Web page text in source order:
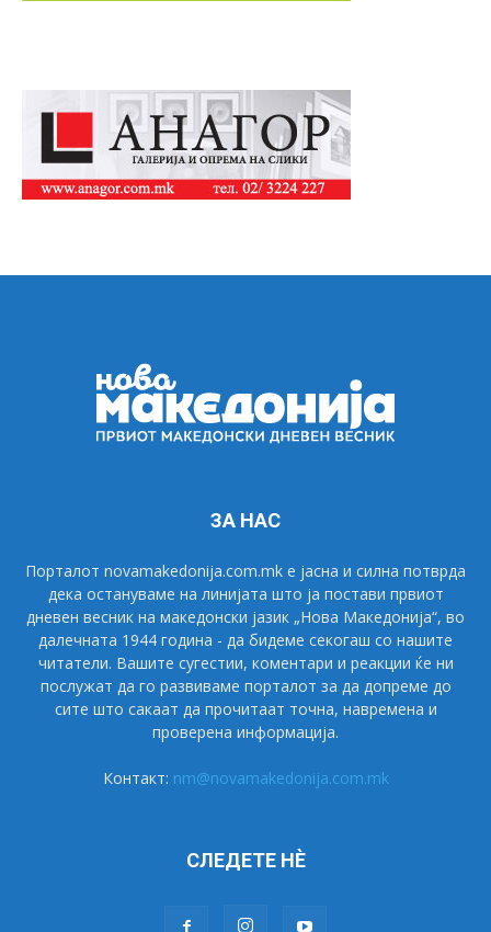
ЗА НАС
Порталот novamakedonija.com.mk е јасна и силна потврда
дека остануваме на линијата што ја постави првиот
дневен весник на македонски јазик „Нова Македонија“, во
далечната 1944 година - да бидеме секогаш со нашите
читатели. Вашите сугестии, коментари и реакции ќе ни
послужат да го развиваме порталот за да допреме до
сите што сакаат да прочитаат точна, навремена и
проверена информација.
Контакт: nm@novamakedonija.com.mk
СЛЕДЕТЕ НÈ